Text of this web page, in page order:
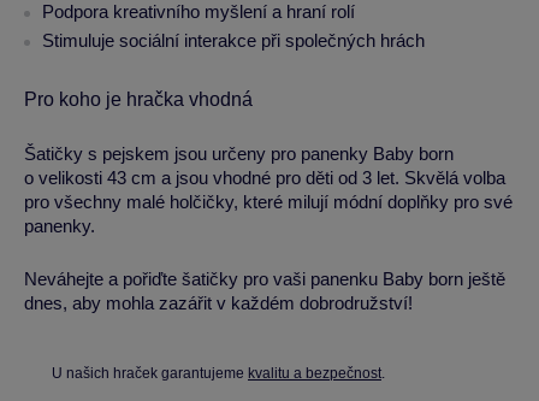
Podpora kreativního myšlení a hraní rolí
Stimuluje sociální interakce při společných hrách
Pro koho je hračka vhodná
Šatičky s pejskem jsou určeny pro panenky Baby born
o velikosti 43 cm a jsou vhodné pro děti od 3 let. Skvělá volba
pro všechny malé holčičky, které milují módní doplňky pro své
panenky.
Neváhejte a pořiďte šatičky pro vaši panenku Baby born ještě
dnes, aby mohla zazářit v každém dobrodružství!
U našich hraček garantujeme kvalitu a bezpečnost.